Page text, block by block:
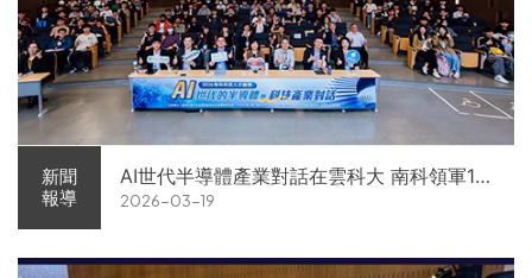
新聞
報導
AI世代半導體產業對話在雲科大 南科領軍11
家企業前進校園徵才
2026-03-19